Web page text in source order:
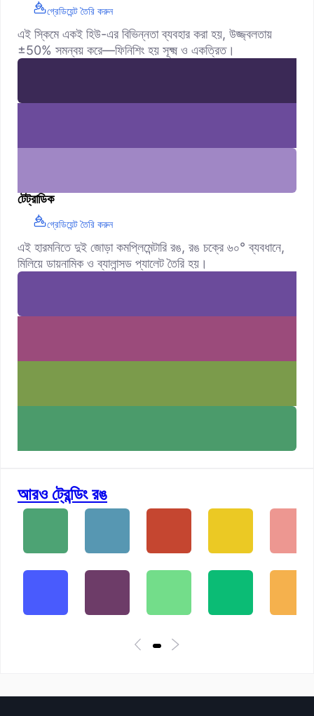
গ্রেডিয়েন্ট তৈরি করুন
এই স্কিমে একই হিউ-এর বিভিন্নতা ব্যবহার করা হয়, উজ্জ্বলতায়
±50% সমন্বয় করে—ফিনিশিং হয় সূক্ষ্ম ও একত্রিত।
টেট্রাডিক
গ্রেডিয়েন্ট তৈরি করুন
এই হারমনিতে দুই জোড়া কমপ্লিমেন্টারি রঙ, রঙ চক্রে ৬০° ব্যবধানে,
মিলিয়ে ডায়নামিক ও ব্যালান্সড প্যালেট তৈরি হয়।
আরও ট্রেন্ডিং রঙ